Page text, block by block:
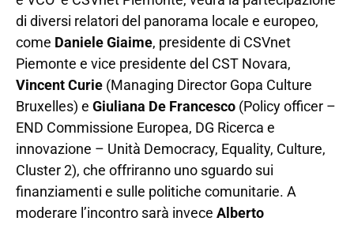
di diversi relatori del panorama locale e europeo,
come Daniele Giaime, presidente di CSVnet
Piemonte e vice presidente del CST Novara,
Vincent Curie (Managing Director Gopa Culture
Bruxelles) e Giuliana De Francesco (Policy officer –
END Commissione Europea, DG Ricerca e
innovazione – Unità Democracy, Equality, Culture,
Cluster 2), che offriranno uno sguardo sui
finanziamenti e sulle politiche comunitarie. A
moderare l’incontro sarà invece Alberto